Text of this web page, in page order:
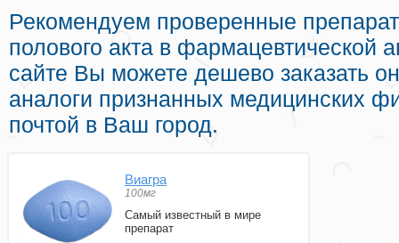
Рекомендуем проверенные
полового акта в фармацевтической
сайте Вы можете дешево заказать
аналоги признанных медицинских
почтой в Ваш город.
Виагра
100мг
Самый известный в мире
препарат